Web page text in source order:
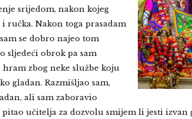
srijedom, nakon kojeg
ručka. Nakon toga prasadam
se dobro najeo tom
sljedeći obrok pa sam
hram zbog neke službe koju
gladan. Razmišljao sam,
ali sam zaboravio
učitelja za dozvolu smijem li jesti izvan